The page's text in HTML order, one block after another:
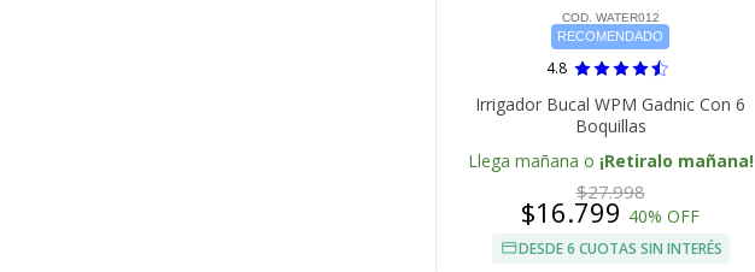
COD. WATER012
RECOMENDADO
4.8
Irrigador Bucal WPM Gadnic Con 6
Boquillas
Llega mañana o ¡Retiralo mañana!
$27.998
$16.799 40% OFF
DESDE 6 CUOTAS SIN INTERÉS